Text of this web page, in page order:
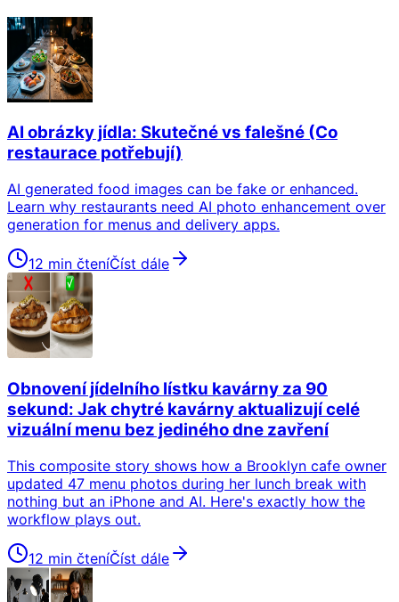
AI obrázky jídla: Skutečné vs falešné (Co
restaurace potřebují)
AI generated food images can be fake or enhanced.
Learn why restaurants need AI photo enhancement over
generation for menus and delivery apps.
12 min čteníČíst dále
Obnovení jídelního lístku kavárny za 90
sekund: Jak chytré kavárny aktualizují celé
vizuální menu bez jediného dne zavření
This composite story shows how a Brooklyn cafe owner
updated 47 menu photos during her lunch break with
nothing but an iPhone and AI. Here's exactly how the
workflow plays out.
12 min čteníČíst dále